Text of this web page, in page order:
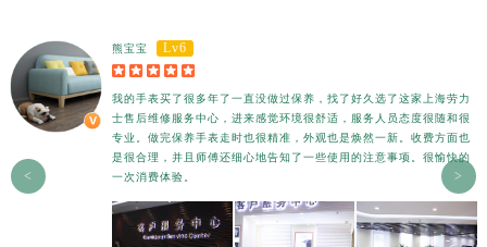
熊宝宝 Lv6
    
我的手表买了很多年了一直没做过保养，找了好久选了这家上海劳力
士售后维修服务中心，进来感觉环境很舒适，服务人员态度很随和很
专业。做完保养手表走时也很精准，外观也是焕然一新。收费方面也
是很合理，并且师傅还细心地告知了一些使用的注意事项。很愉快的
一次消费体验。
>
<